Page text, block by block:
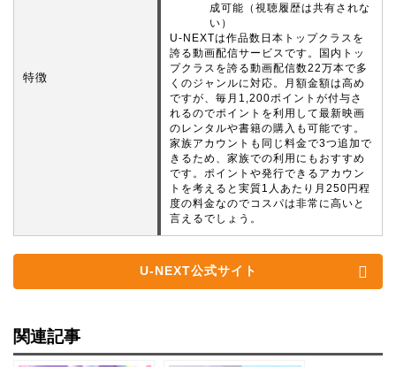
特徴
成可能（視聴履歴は共有されな
い）
U-NEXTは作品数日本トップクラスを
誇る動画配信サービスです。国内トッ
プクラスを誇る動画配信数22万本で多
くのジャンルに対応。月額金額は高め
ですが、毎月1,200ポイントが付与さ
れるのでポイントを利用して最新映画
のレンタルや書籍の購入も可能です。
家族アカウントも同じ料金で3つ追加で
きるため、家族での利用にもおすすめ
です。ポイントや発行できるアカウン
トを考えると実質1人あたり月250円程
度の料金なのでコスパは非常に高いと
言えるでしょう。
U-NEXT公式サイト
関連記事